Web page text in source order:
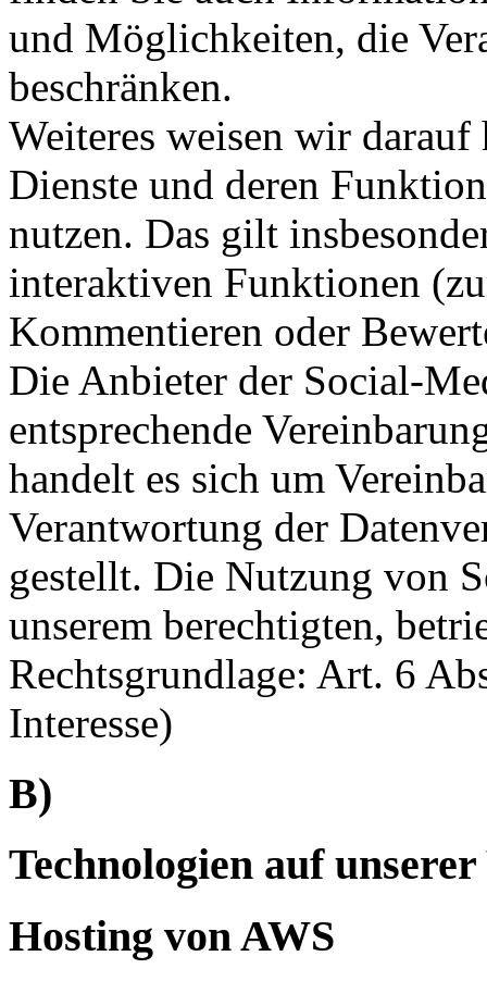
und Möglichkeiten, die
beschränken.
Weiteres weisen wir
Dienste und deren
nutzen. Das gilt
interaktiven Funktionen
Kommentieren oder
Die Anbieter der Social-
entsprechende
handelt es sich um
Verantwortung der
gestellt. Die Nutzung von
unserem berechtigten,
Rechtsgrundlage: Art. 6
Interesse)
B)
Technologien auf unserer
Hosting von AWS